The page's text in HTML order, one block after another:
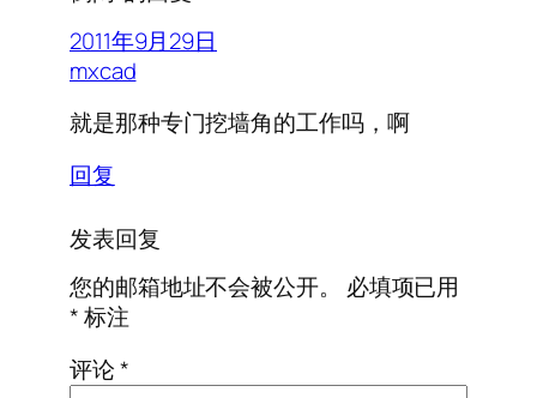
2011年9月29日
mxcad
就是那种专门挖墙角的工作吗，啊
回复
发表回复
您的邮箱地址不会被公开。
必填项已用
*标注
评论*